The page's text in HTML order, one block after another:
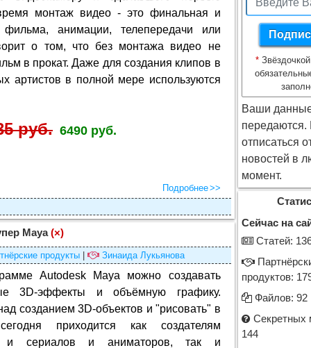
монтаж видео - это финальная и
анимации, телепередачи или
о том, что без монтажа видео не
в прокат. Даже для создания клипов в
артистов в полной мере используются
руб. 6490 руб.
Подробнее
Maya (×)
продукты| Зинаида Лукьянова
Autodesk Maya можно создавать
3D-эффекты и объёмную графику.
созданием 3D-объектов и "рисовать" в
приходится как создателям
и сериалов и аниматоров, так и
*
Ваши
отписаться
новостей в
момент.
Сейчас на
Cтатей:
продуктов:
Файлов: 92
Секретных
144